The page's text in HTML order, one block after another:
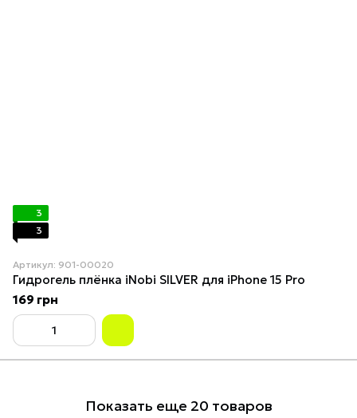
3
3
Артикул: 901-00020
Гидрогель плёнка iNobi SILVER для iPhone 15 Pro
169 грн
Показать еще 20 товаров